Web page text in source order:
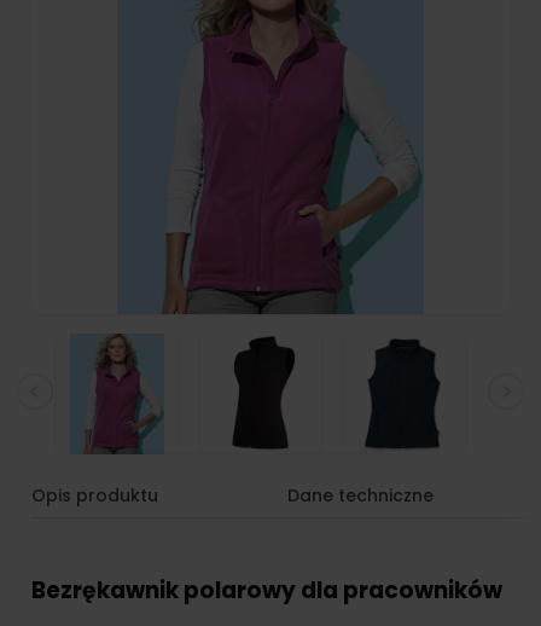
Opis produktu Dane techniczne
Bezrękawnik polarowy dla pracowników